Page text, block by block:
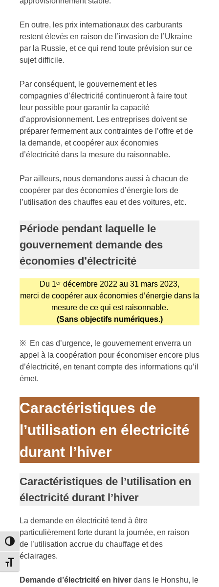
Passer en contraste élevé
Changer la taille de la police
En outre, les prix internationaux des carburants
restent élevés en raison de l’invasion de l’Ukraine
par la Russie, et ce qui rend toute prévision sur ce
sujet difficile.
Par conséquent, le gouvernement et les
compagnies d’électricité continueront à faire tout
leur possible pour garantir la capacité
d’approvisionnement. Les entreprises doivent se
préparer fermement aux contraintes de l’offre et de
la demande, et coopérer aux économies
d’électricité dans la mesure du raisonnable.
Par ailleurs, nous demandons aussi à chacun de
coopérer par des économies d’énergie lors de
l’utilisation des chauffes eau et des voitures, etc.
Période pendant laquelle le
gouvernement demande des
économies d’électricité
Du 1ᵉʳ décembre 2022 au 31 mars 2023,
merci de coopérer aux économies d’énergie dans la
mesure de ce qui est raisonnable.
(Sans objectifs numériques.)
※ En cas d’urgence, le gouvernement enverra un
appel à la coopération pour économiser encore plus
d’électricité, en tenant compte des informations qu’il
émet.
Caractéristiques de
l’utilisation en électricité
durant l’hiver
Caractéristiques de l’utilisation en
électricité durant l’hiver
La demande en électricité tend à être
particulièrement forte durant la journée, en raison
de l’utilisation accrue du chauffage et des
éclairages.
Demande d’électricité en hiver dans le Honshu, le